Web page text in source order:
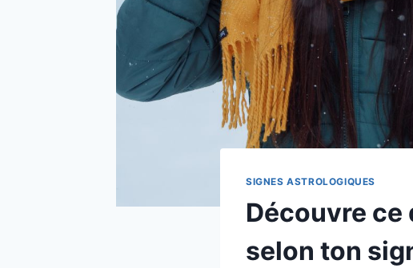
SIGNES ASTROLOGIQUES
Découvre ce
selon ton